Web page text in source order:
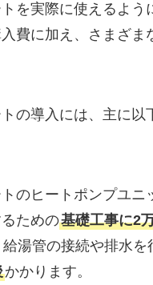
を実際に使えるよう
費に加え、さまざま
の導入には、主に以
のヒートポンプユニ
ための基礎工事に2
湯管の接続や排水を
かかります。